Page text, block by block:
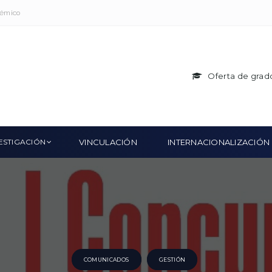
Oferta de
VINCULACIÓN INTERNACIONALIZACIÓN
COMUNICADOS GESTIÓN